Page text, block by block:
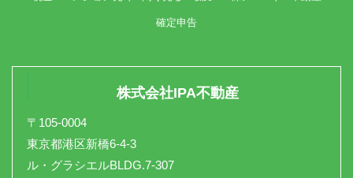
確定申告
株式会社IPA不動産
〒105-0004
東京都港区新橋6-4-3
ル・グラシエルBLDG.7-307